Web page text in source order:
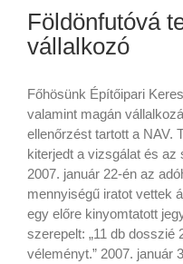
Földönfutóvá
vállalkozó
Főhösünk Építőipari
valamint magán
ellenőrzést tartott a NAV.
kiterjedt a vizsgálat és az
2007. január 22-én az
mennyiségű iratot vettek
egy előre kinyomtatott
szerepelt: „11 db dosszié
véleményt.” 2007. január